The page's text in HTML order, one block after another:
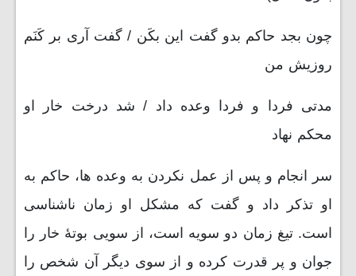
چون بجد حاکم بدو گفت این بکَن / گفت آری بر کَنَم
روزیش من
مدتی فردا و فردا وعده داد / شد درخت خار او
محکم نهاد
سر انجام و پس از عمل نکردن به وعده ها، حاکم به
او تذکر داد و گفت که مشکل او زمان ناشناسی
است. تیغ زمان دو سویه است، از سویی بوتۀ خار را
جوان و پر قدرت کرده و از سوی دیگر آن شخص را